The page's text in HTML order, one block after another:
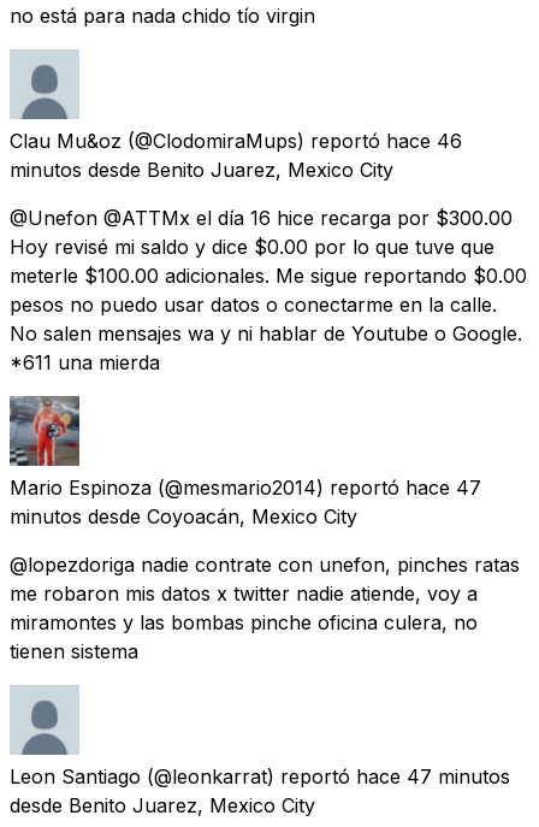
no está para nada chido tío virgin
Clau Mu&oz (@ClodomiraMups) reportó hace 46
minutos desde Benito Juarez, Mexico City
@Unefon @ATTMx el día 16 hice recarga por $300.00
Hoy revisé mi saldo y dice $0.00 por lo que tuve que
meterle $100.00 adicionales. Me sigue reportando $0.00
pesos no puedo usar datos o conectarme en la calle.
No salen mensajes wa y ni hablar de Youtube o Google.
*611 una mierda
Mario Espinoza (@mesmario2014) reportó hace 47
minutos desde Coyoacán, Mexico City
@lopezdoriga nadie contrate con unefon, pinches ratas
me robaron mis datos x twitter nadie atiende, voy a
miramontes y las bombas pinche oficina culera, no
tienen sistema
Leon Santiago (@leonkarrat) reportó hace 47 minutos
desde Benito Juarez, Mexico City